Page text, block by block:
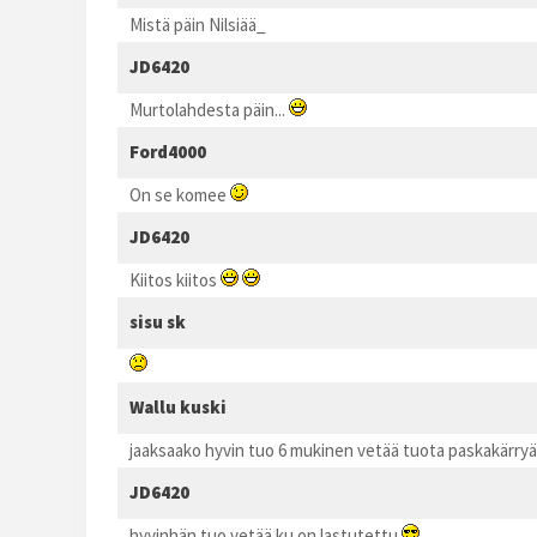
Mistä päin Nilsiää_
JD6420
Murtolahdesta päin...
Ford4000
On se komee
JD6420
Kiitos kiitos
sisu sk
Wallu kuski
jaaksaako hyvin tuo 6 mukinen vetää tuota
JD6420